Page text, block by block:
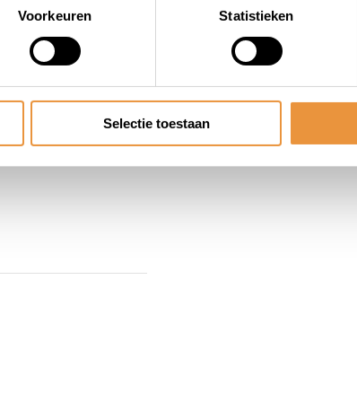
Voorkeuren Statistieken
Selectie toestaan
daar bestellen
Slot loopt soepel.